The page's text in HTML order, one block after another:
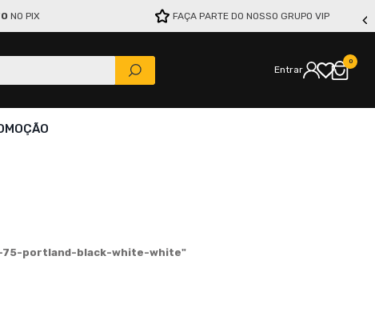
NO PIX FAÇA PARTE DO NOSSO GRUPO VIP
Entrar
0
portland-black-white-white"